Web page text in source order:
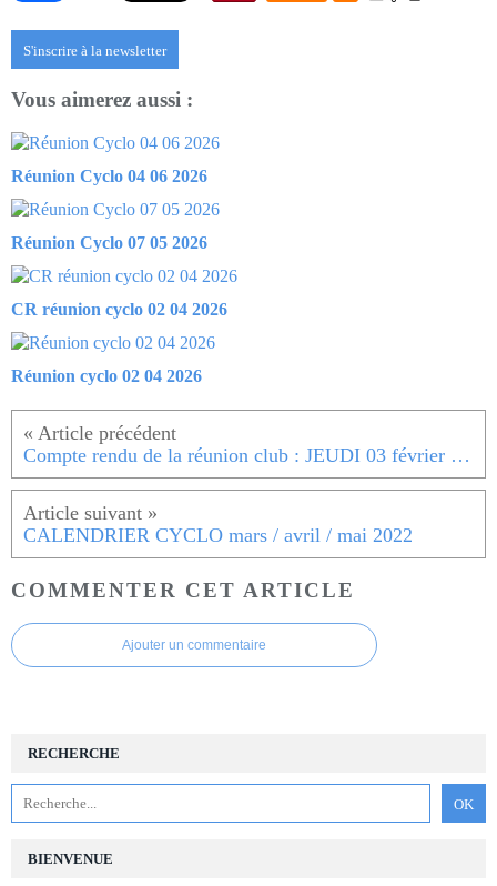
S'inscrire à la newsletter
Vous aimerez aussi :
Réunion Cyclo 04 06 2026
Réunion Cyclo 07 05 2026
CR réunion cyclo 02 04 2026
Réunion cyclo 02 04 2026
Compte rendu de la réunion club : JEUDI 03 février 2022
CALENDRIER CYCLO mars / avril / mai 2022
COMMENTER CET ARTICLE
Ajouter un commentaire
RECHERCHE
BIENVENUE